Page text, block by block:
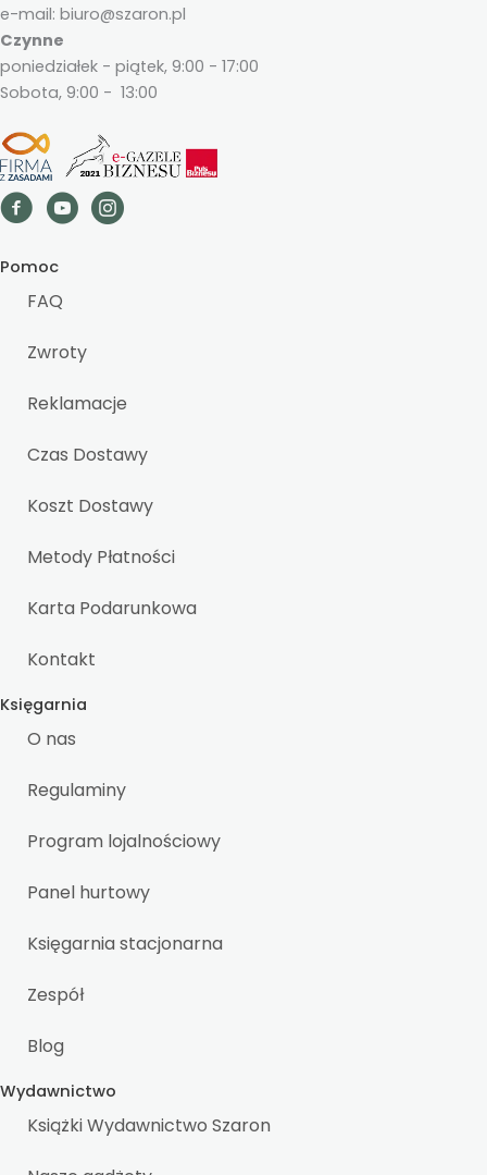
e-mail: biuro@szaron.pl
Czynne
poniedziałek - piątek, 9:00 - 17:00
Sobota, 9:00 - 13:00
Pomoc
FAQ
Zwroty
Reklamacje
Czas Dostawy
Koszt Dostawy
Metody Płatności
Karta Podarunkowa
Kontakt
Księgarnia
O nas
Regulaminy
Program lojalnościowy
Panel hurtowy
Księgarnia stacjonarna
Zespół
Blog
Wydawnictwo
Książki Wydawnictwo Szaron